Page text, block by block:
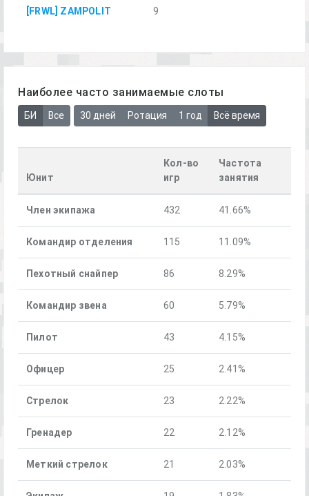
[FRWL] ZAMPOLIT 9
Наиболее часто занимаемые слоты
БИ Все 30 дней Ротация 1 год Всё время
Юнит
Кол-во
игр
Частота
занятия
Член экипажа 432 41.66%
Командир отделения 115 11.09%
Пехотный снайпер 86 8.29%
Командир звена 60 5.79%
Пилот 43 4.15%
Офицер 25 2.41%
Стрелок 23 2.22%
Гренадер 22 2.12%
Меткий стрелок 21 2.03%